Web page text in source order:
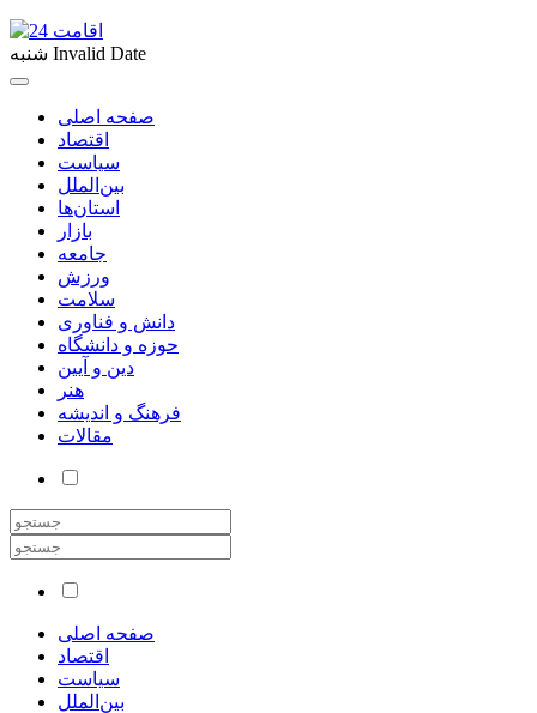
شنبه Invalid Date
صفحه اصلی
اقتصاد
سیاست
بین‌الملل
استان‌ها
بازار
جامعه
ورزش
سلامت
دانش و فناوری
حوزه و دانشگاه
دین و آیین
هنر
فرهنگ و اندیشه
مقالات
صفحه اصلی
اقتصاد
سیاست
بین‌الملل